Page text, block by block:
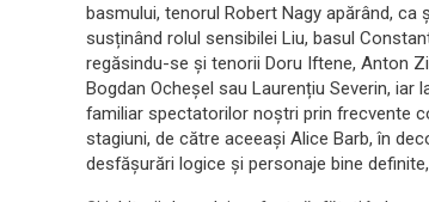
basmului, tenorul Robert Nagy apărând,
susținând rolul sensibilei Liu, basul
regăsindu-se și tenorii Doru Iftene, Anton
Bogdan Ocheșel sau Laurențiu Severin, iar
familiar spectatorilor noștri prin frecvente
stagiuni, de către aceeași Alice Barb, în
desfășurări logice și personaje bine